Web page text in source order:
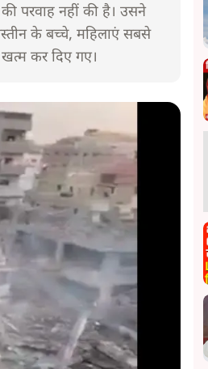
परवाह नहीं की है। उसने
के बच्चे, महिलाएं सबसे
कर दिए गए।